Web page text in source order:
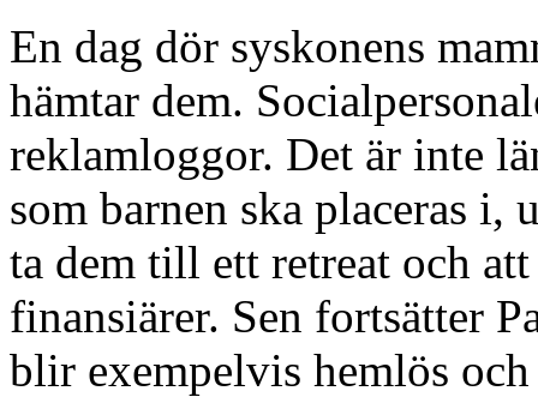
En dag dör syskonens
hämtar dem.
reklamloggor. Det är inte
som barnen ska placeras i,
ta dem till ett retreat och
finansiärer. Sen fortsätter
blir exempelvis hemlös